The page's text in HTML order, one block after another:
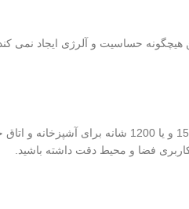
هیچگونه حساسیت و آلرژی ایجاد نمی
هر فرشی باید برای محیط مناسب خودش استفاده شود. به عنوان مثال